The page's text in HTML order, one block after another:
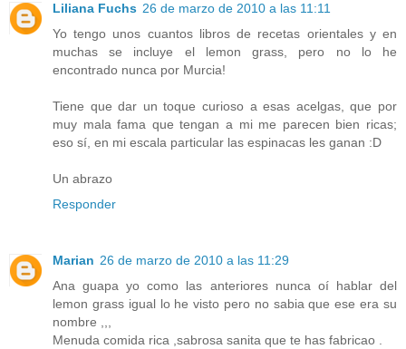
Liliana Fuchs 26 de marzo de 2010 a las 11:11
Yo tengo unos cuantos libros de recetas orientales y en
muchas se incluye el lemon grass, pero no lo he
encontrado nunca por Murcia!
Tiene que dar un toque curioso a esas acelgas, que por
muy mala fama que tengan a mi me parecen bien ricas;
eso sí, en mi escala particular las espinacas les ganan :D
Un abrazo
Responder
Marian 26 de marzo de 2010 a las 11:29
Ana guapa yo como las anteriores nunca oí hablar del
lemon grass igual lo he visto pero no sabia que ese era su
nombre ,,,
Menuda comida rica ,sabrosa sanita que te has fabricao .